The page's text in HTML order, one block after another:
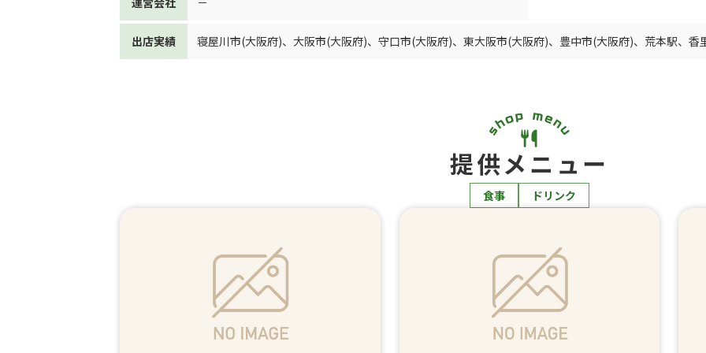
出店実績 寝屋川市(大阪府)、 大阪市(大阪府)、 守口市(大阪府)、 東大阪市(大阪府)、 豊中市(大阪府)、 荒本駅、 香
提供メニュー
食事 ドリンク